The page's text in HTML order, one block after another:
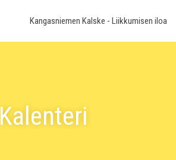
Kangasniemen Kalske - Liikkumisen iloa
Kalenteri